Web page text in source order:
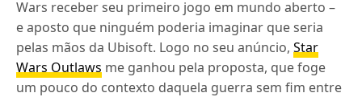
Wars receber seu primeiro jogo em mundo aberto –
e aposto que ninguém poderia imaginar que seria
pelas mãos da Ubisoft. Logo no seu anúncio,Star
Wars Outlaws me ganhou pela proposta, que foge
um pouco do contexto daquela guerra sem fim entre